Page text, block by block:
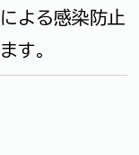
よる感染防止
す。